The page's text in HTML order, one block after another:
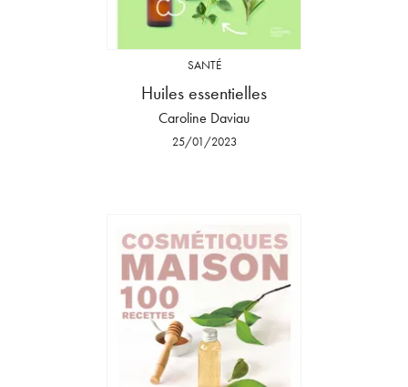
SANTÉ
Huiles essentielles
Caroline Daviau
25/01/2023